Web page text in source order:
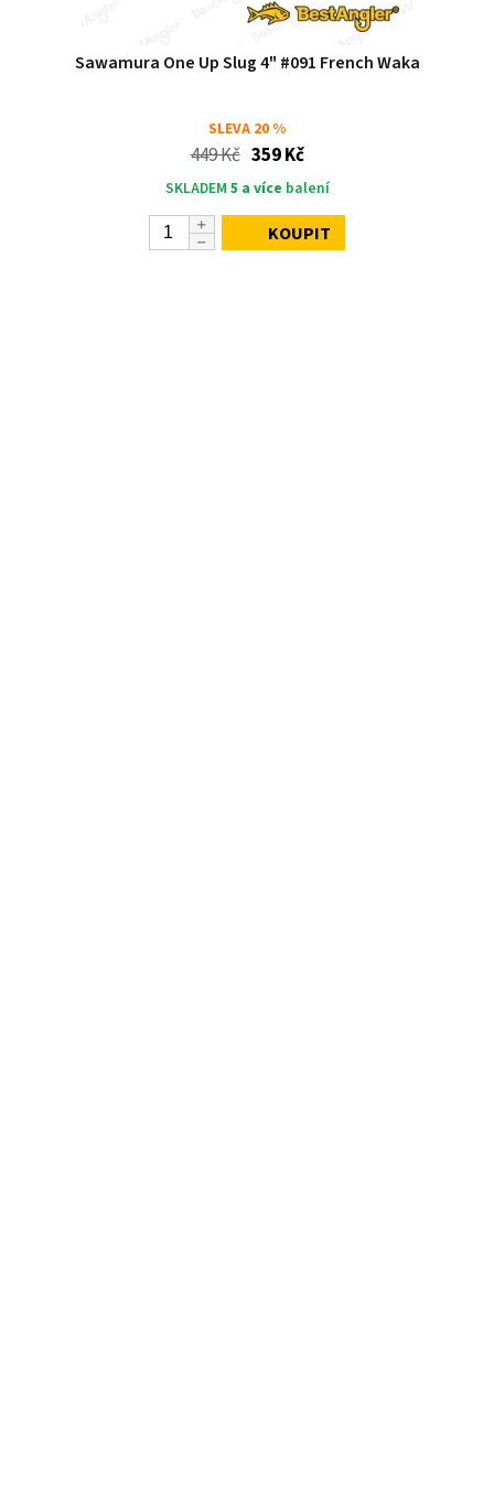
Sawamura One Up Slug 4" #091 French Waka
SLEVA 20 %
449 Kč 359 Kč
SKLADEM 5 a více balení
KOUPIT